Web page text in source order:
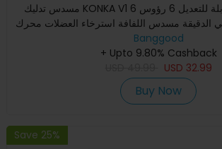
مسدس تدليك KONKA V1 6 سرعات تروس قابلة للتعديل 6 رؤوس
دورة في الدقيقة مسدس اللفافة استرخاء العضلات محرك
مدهون
Banggood
+ Upto 9.80% Cashback
USD 32.99
Buy Now
Save 25%